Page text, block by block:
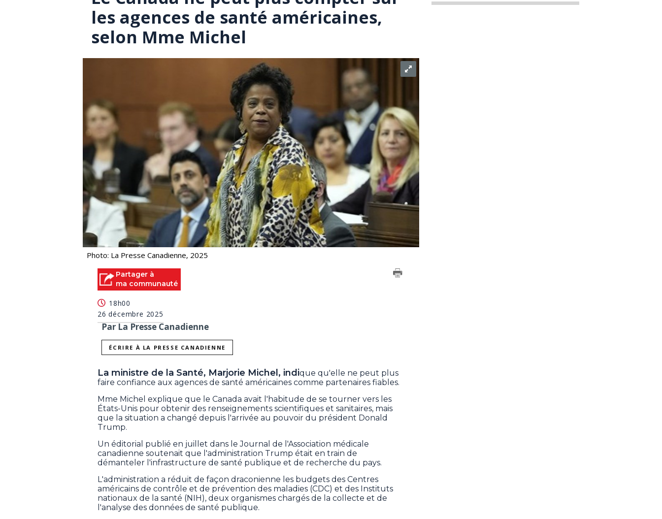
les agences de santé américaines,
selon Mme Michel
Photo: La Presse Canadienne, 2025
Partager à
ma communauté
18h00
26 décembre 2025
Par La Presse Canadienne
ÉCRIRE À LA PRESSE CANADIENNE
La ministre de la Santé, Marjorie Michel, indique qu'elle ne peut plus
faire confiance aux agences de santé américaines comme partenaires fiables.
Mme Michel explique que le Canada avait l'habitude de se tourner vers les
États-Unis pour obtenir des renseignements scientifiques et sanitaires, mais
que la situation a changé depuis l'arrivée au pouvoir du président Donald
Trump.
Un éditorial publié en juillet dans le Journal de l'Association médicale
canadienne soutenait que l'administration Trump était en train de
démanteler l'infrastructure de santé publique et de recherche du pays.
L'administration a réduit de façon draconienne les budgets des Centres
américains de contrôle et de prévention des maladies (CDC) et des Instituts
nationaux de la santé (NIH), deux organismes chargés de la collecte et de
l'analyse des données de santé publique.